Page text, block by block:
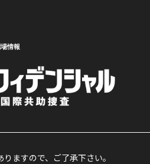
情報
ますので、ご了承下さい。